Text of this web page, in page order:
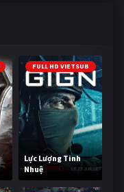
FULL HD VIETSUB
Lực Lượng Tinh
Nhuệ